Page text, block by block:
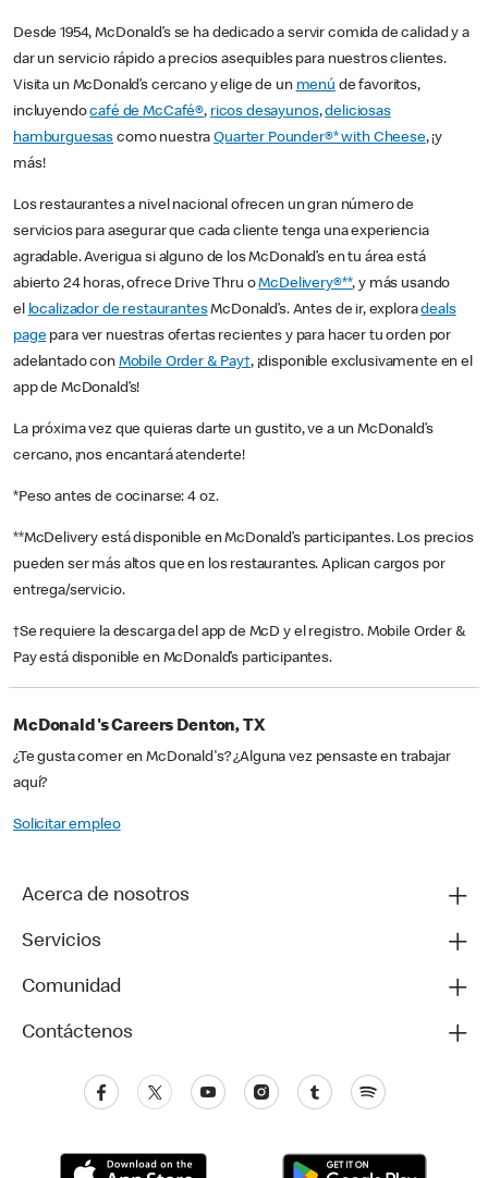
Desde 1954, McDonald’s se ha dedicado a servir comida de calidad y a
dar un servicio rápido a precios asequibles para nuestros clientes.
Visita un McDonald’s cercano y elige de un menú de favoritos,
incluyendocafé de McCafé®, ricos desayunos,deliciosas
hamburguesas como nuestraQuarter Pounder®* with Cheese, ¡y
más!
Los restaurantes a nivel nacional ofrecen un gran número de
servicios para asegurar que cada cliente tenga una experiencia
agradable. Averigua si alguno de los McDonald’s en tu área está
abierto 24 horas, ofrece Drive Thru oMcDelivery®**, y más usando
el localizador de restaurantesMcDonald’s. Antes de ir, exploradeals
pagepara ver nuestras ofertas recientes y para hacer tu orden por
adelantado con Mobile Order & Pay†, ¡disponible exclusivamente en el
app de McDonald’s!
La próxima vez que quieras darte un gustito, ve a un McDonald’s
cercano, ¡nos encantará atenderte!
*Peso antes de cocinarse: 4 oz.
**McDelivery está disponible en McDonald’s participantes. Los precios
pueden ser más altos que en los restaurantes. Aplican cargos por
entrega/servicio.
†Se requiere la descarga del app de McD y el registro. Mobile Order &
Pay está disponible en McDonald’s participantes.
McDonald's Careers Denton, TX
¿Te gusta comer en McDonald's? ¿Alguna vez pensaste en trabajar
aquí?
Solicitar empleo
Acerca de nosotros
Servicios
Comunidad
Contáctenos